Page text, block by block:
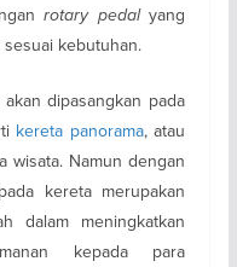
rotary pedalyang
kebutuhan.
dipasangkan pada
kereta panorama, atau
wisata. Namun dengan
kereta merupakan
dalam meningkatkan
kepada para